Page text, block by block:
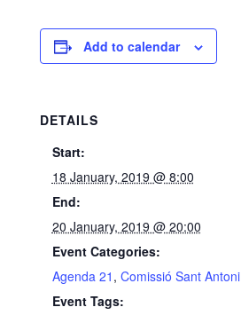
Add to calendar
DETAILS
Start:
18 January, 2019 @ 8:00
End:
20 January, 2019 @ 20:00
Event Categories:
Agenda 21 , Comissió Sant Antoni
Event Tags: